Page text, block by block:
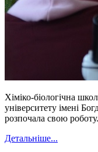
Хіміко-біологічна
університету імені
розпочала свою роботу.
Детальніше...